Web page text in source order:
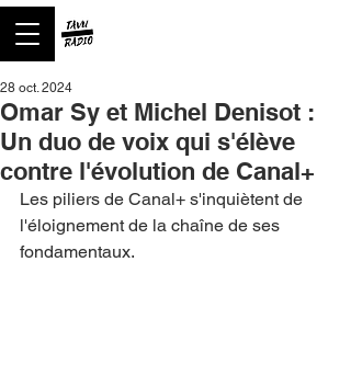
Omar Sy et Michel Denisot :
Un duo de voix qui s'élève
contre l'évolution de Canal+
28 oct. 2024
Les piliers de Canal+ s'inquiètent de
l'éloignement de la chaîne de ses
fondamentaux.